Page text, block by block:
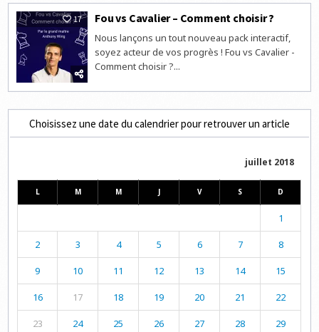
17 Fou vs Cavalier – Comment choisir ?
Nous lançons un tout nouveau pack interactif,
soyez acteur de vos progrès ! Fou vs Cavalier -
Comment choisir ?...
Choisissez une date du calendrier pour retrouver un article
juillet 2018
L M M J V S D
1
2 3 4 5 6 7 8
9 10 11 12 13 14 15
16 17 18 19 20 21 22
23 24 25 26 27 28 29